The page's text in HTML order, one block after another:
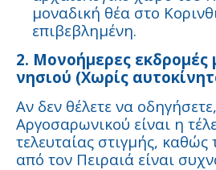
μοναδική θέα στο
επιβεβλημένη.
2. Μονοήμερες
νησιού (Χωρίς
Αν δεν θέλετε να
Αργοσαρωνικού είναι η
τελευταίας στιγμής, καθώς
από τον Πειραιά είναι